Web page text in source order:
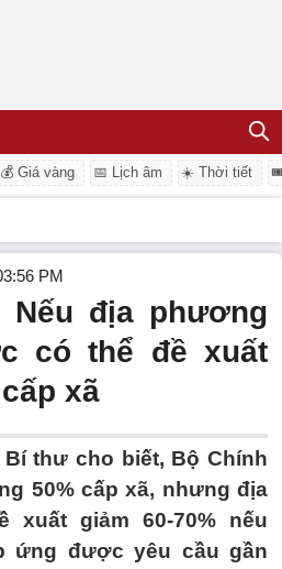
💰 Giá vàng 📅 Lịch âm ☀️ Thời tiết
PM
địa phương
có thể đề xuất
xã
Bí thư cho biết, Bộ Chính
50% cấp xã, nhưng địa
xuất giảm 60-70% nếu
ứng được yêu cầu gần